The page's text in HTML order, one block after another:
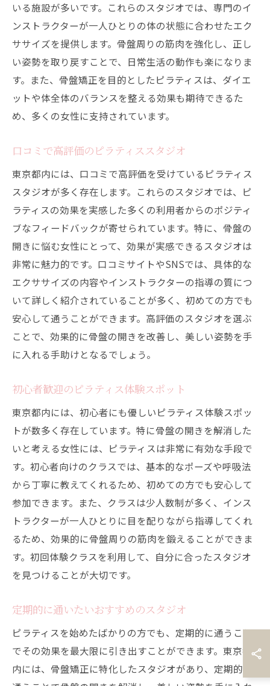
いる施設が多いです。これらのスタジオでは、専門のイ
ンストラクターが一人ひとりの体の状態に合わせたエク
ササイズを提供します。骨盤周りの筋肉を強化し、正し
い姿勢を取り戻すことで、日常生活の動作も楽になりま
す。また、骨盤矯正を目的としたピラティスは、ダイエ
ットや体全体のバランスを整える効果も期待できるた
め、多くの女性に支持されています。
口コミで高評価のピラティススタジオ
東京都内には、口コミで高評価を受けているピラティス
スタジオが多く存在します。これらのスタジオでは、ピ
ラティスの効果を実感した多くの利用者からのポジティ
ブなフィードバックが寄せられています。特に、骨盤の
開きに悩む女性にとって、効果が実感できるスタジオは
非常に魅力的です。口コミサイトやSNSでは、具体的な
エクササイズの内容やインストラクターの指導の質につ
いて詳しく紹介されていることが多く、初めての方でも
安心して通うことができます。高評価のスタジオを選ぶ
ことで、効果的に骨盤の開きを改善し、美しい姿勢を手
に入れる手助けとなるでしょう。
初心者歓迎のピラティス体験スポット
東京都内には、初心者にも優しいピラティス体験スポッ
トが数多く存在しています。特に骨盤の開きを解消した
いと考える女性には、ピラティスは非常に有効な手段で
す。初心者向けのクラスでは、基本的なポーズや呼吸法
から丁寧に教えてくれるため、初めての方でも安心して
参加できます。また、クラスは少人数制が多く、インス
トラクターが一人ひとりに目を配りながら指導してくれ
るため、効果的に骨盤周りの筋肉を鍛えることができま
す。初回体験クラスを利用して、自分に合ったスタジオ
を見つけることが大切です。
定期的に通いたいおすすめのスタジオ
ピラティスを始めたばかりの方でも、定期的に通うこと
でその効果を最大限に引き出すことができます。東京都
内には、骨盤矯正に特化したスタジオがあり、定期的に